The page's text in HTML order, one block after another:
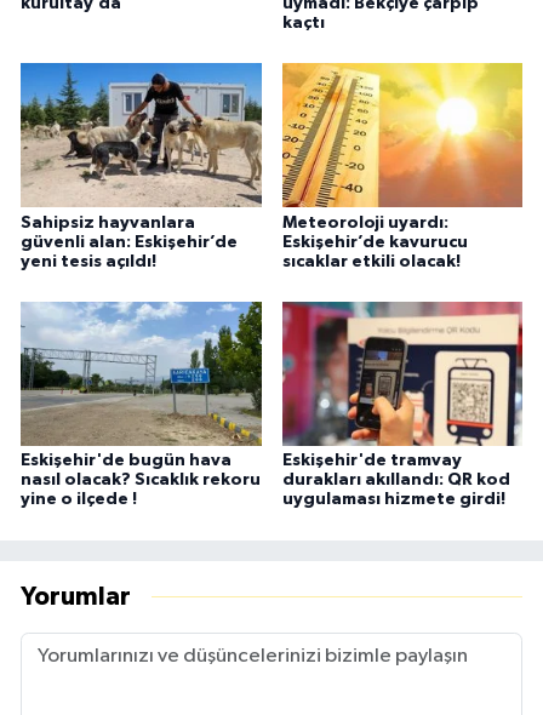
kaçtı
Sahipsiz hayvanlara
güvenli alan: Eskişehir’de
yeni tesis açıldı!
Meteoroloji uyardı:
Eskişehir’de kavurucu
sıcaklar etkili olacak!
Eskişehir'de bugün hava
nasıl olacak? Sıcaklık rekoru
yine o ilçede !
Eskişehir'de tramvay
durakları akıllandı: QR kod
uygulaması hizmete girdi!
Yorumlar